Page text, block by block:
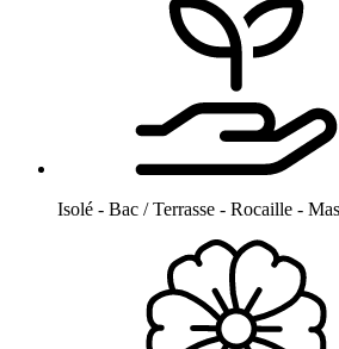
Isolé - Bac / Terrasse - Rocaille -